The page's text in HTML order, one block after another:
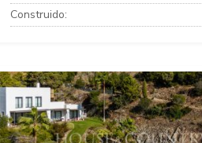
Construido: